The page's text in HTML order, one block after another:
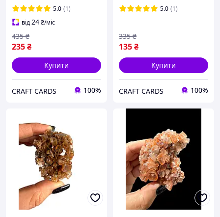
5.0 (1)
від24₴/міс
235₴
435 ₴
Купити
CRAFT CARDS 100%
5.0 (1)
135₴
335 ₴
Купити
CRAFT CARDS 100%